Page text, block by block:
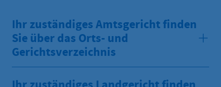
Ihr zuständiges Amtsgericht finden
Sie über das Orts- und
Gerichtsverzeichnis